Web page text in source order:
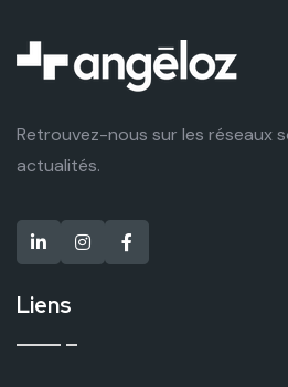
Retrouvez-nous sur les réseaux
actualités.
Liens